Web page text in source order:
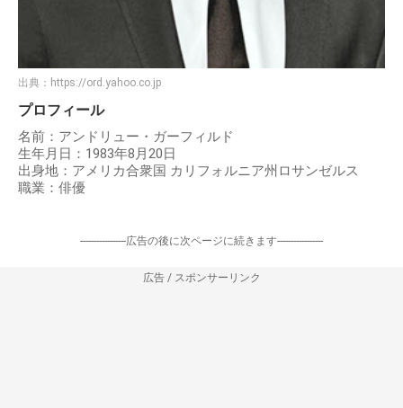
出典： https://ord.yahoo.co.jp
プロフィール
名前：アンドリュー・ガーフィルド
生年月日：1983年8月20日
出身地：アメリカ合衆国 カリフォルニア州ロサンゼルス
職業：俳優
-----------------広告の後に次ページに続きます-----------------
広告 / スポンサーリンク